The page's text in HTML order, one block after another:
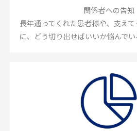
関係者への告知
長年通ってくれた患者様や、支え
に、どう切り出せばいいか悩んでい